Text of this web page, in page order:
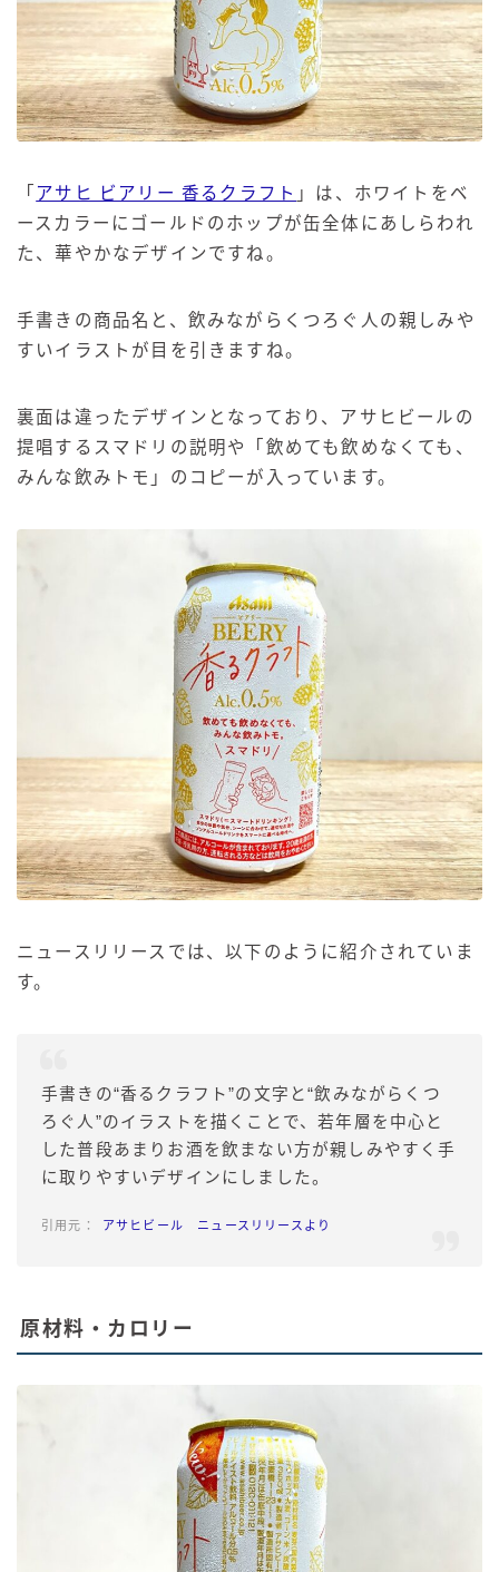
「 アサヒ ビアリー 香るクラフト 」は、ホワイトをベ
ースカラーにゴールドのホップが缶全体にあしらわれ
た、華やかなデザインですね。
手書きの商品名と、飲みながらくつろぐ人の親しみや
すいイラストが目を引きますね。
裏面は違ったデザインとなっており、アサヒビールの
提唱するスマドリの説明や「飲めても飲めなくても、
みんな飲みトモ」のコピーが入っています。
ニュースリリースでは、以下のように紹介されていま
す。
手書きの“香るクラフト”の文字と“飲みながらくつ
ろぐ人”のイラストを描くことで、若年層を中心と
した普段あまりお酒を飲まない方が親しみやすく手
に取りやすいデザインにしました。
アサヒビール ニュースリリースより
原材料・カロリー